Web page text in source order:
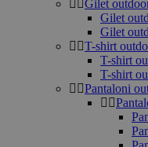
Gilet
Gilet
Gilet
T-shirt
T-shirt
T-shirt
Pantaloni